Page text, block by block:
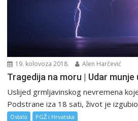
19. kolovoza 2018. Alen Harčević
Tragedija na moru | Udar
Uslijed grmljavinskog nevremena
Podstrane iza 18 sati, život je izgubio
Ostalo PGŽ i Hrvatska